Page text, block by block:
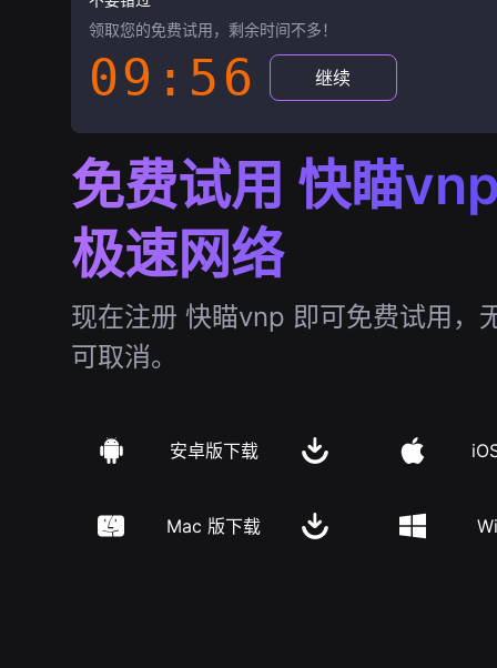
领取您的免费试用，剩余时间不多！
09:55 继续
免费试用 快瞄
极速网络
现在注册 快瞄vnp 即可免费试用，
可取消。
安卓版下载
Mac 版下载